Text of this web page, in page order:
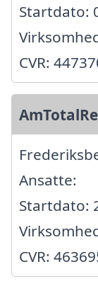
Startdato:
CVR:
Ansatte:
Startdato:
CVR: